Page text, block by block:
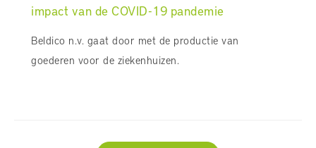
impact van de COVID-19 pandemie
Beldico n.v. gaat door met de productie van
goederen voor de ziekenhuizen.